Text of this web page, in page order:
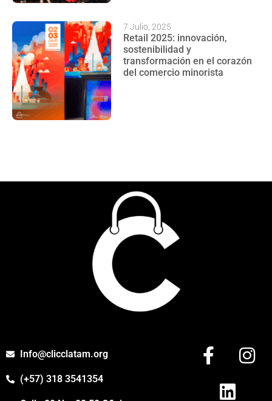
Retail 2025: innovación,
sostenibilidad y
transformación en el corazón
del comercio minorista
7 Julio, 2025
Info@clicclatam.org
(+57) 318 3541354